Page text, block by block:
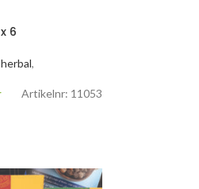
6
,
Artikelnr: 11053